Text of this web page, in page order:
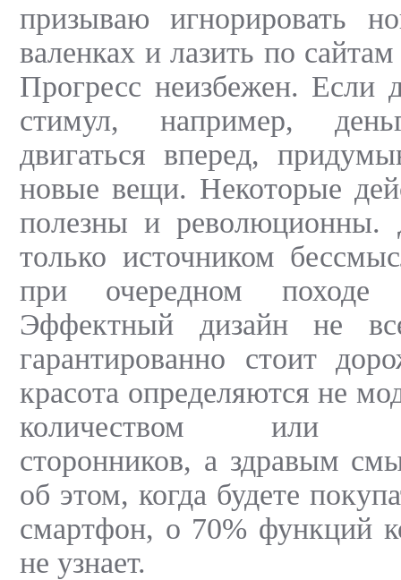
призываю игнорировать
валенках и лазить по
Прогресс неизбежен. Если
стимул, например,
двигаться вперед,
новые вещи. Некоторые
полезны и революционны.
только источником
при очередном походе
Эффектный дизайн не
гарантированно стоит
красота определяются не
количеством или
сторонников, а здравым
об этом, когда будете
смартфон, о 70% функций
не узнает.